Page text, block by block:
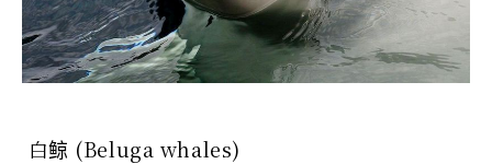
白鲸 (Beluga whales)